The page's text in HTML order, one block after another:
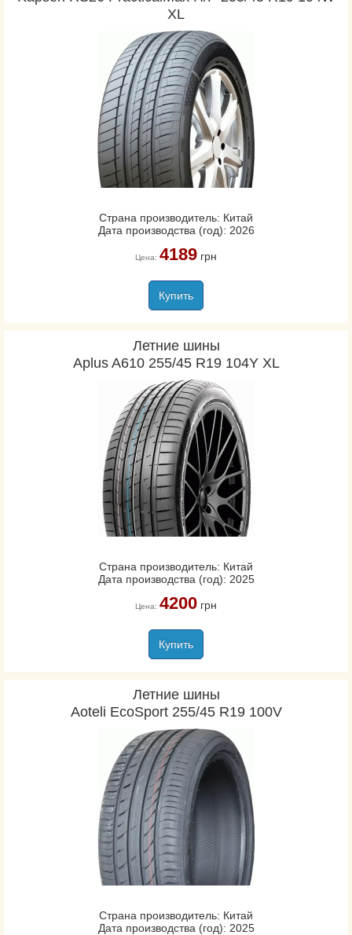
XL
Страна производитель: Китай
Дата производства (год): 2026
Цена: 4189грн
Купить
Летние шины
Aplus A610 255/45 R19 104Y XL
Страна производитель: Китай
Дата производства (год): 2025
Цена: 4200грн
Купить
Летние шины
Aoteli EcoSport 255/45 R19 100V
Страна производитель: Китай
Дата производства (год): 2025